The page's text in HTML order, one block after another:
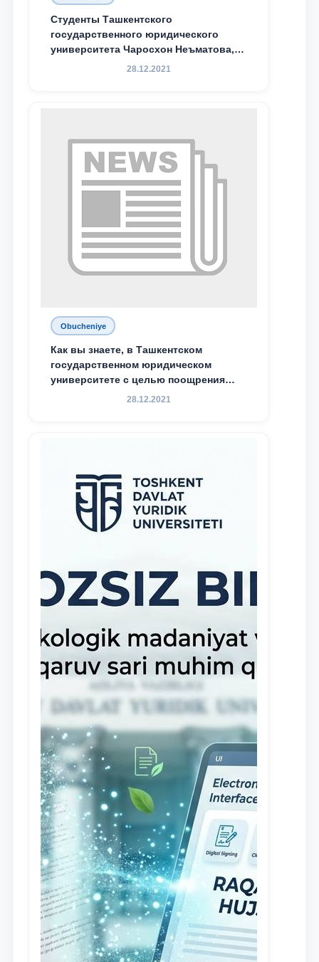
Студенты Ташкентского
государственного юридического
университета Чаросхон Неъматова,
Севдо Хакимходжаева, Анбарой
специальной стипендии имени
Хадичи Сулеймановой.
28.12.2021
Obucheniye
Как вы знаете, в Ташкентском
государственном юридическом
университете с целью поощрения
талантливых, активных и
28.12.2021